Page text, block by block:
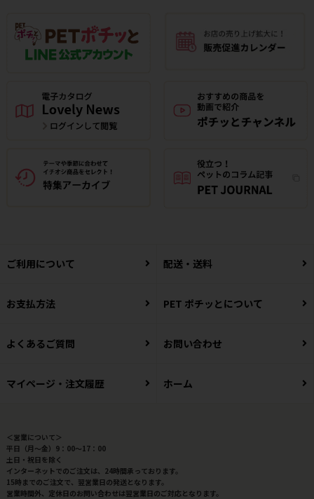
ご利用について 配送・送料
お支払方法 PET ポチッとについて
よくあるご質問 お問い合わせ
マイページ・注文履歴 ホーム
＜営業について＞
平日（月～金）9：00～17：00
土日・祝日を除く
インターネットでのご注文は、24時間承っております。
15時までのご注文で、翌営業日の発送となります。
営業時間外、定休日のお問い合わせは翌営業日のご対応となります。